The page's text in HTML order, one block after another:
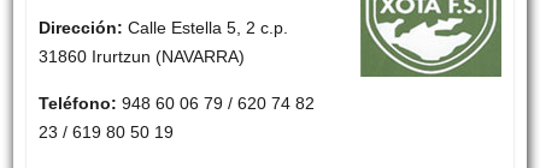
Dirección: Calle Estella 5, 2 c.p.
31860 Irurtzun (NAVARRA)
Teléfono: 948 60 06 79 / 620 74 82
23 / 619 80 50 19